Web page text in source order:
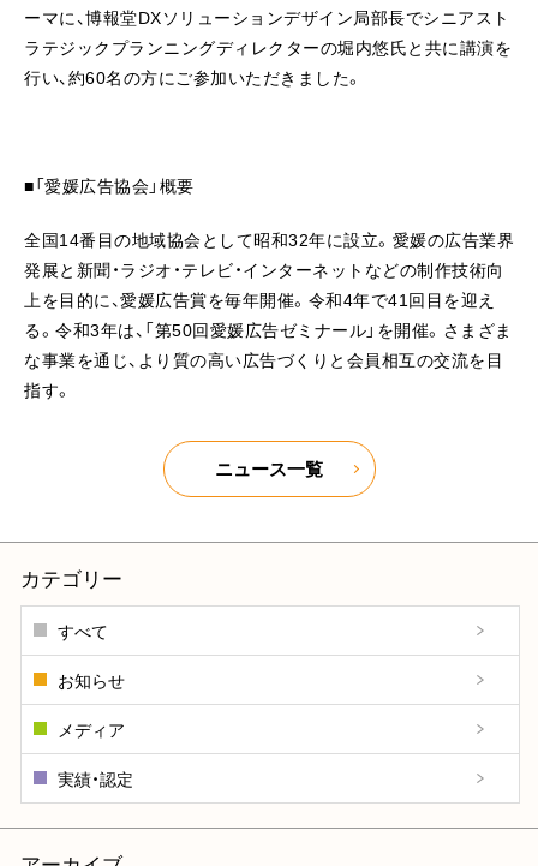
ーマに、博報堂DXソリューションデザイン局部長でシニアスト
ラテジックプランニングディレクターの堀内悠氏と共に講演を
行い、約60名の方にご参加いただきました。
■「愛媛広告協会」概要
全国14番目の地域協会として昭和32年に設立。愛媛の広告業界
発展と新聞・ラジオ・テレビ・インターネットなどの制作技術向
上を目的に、愛媛広告賞を毎年開催。令和4年で41回目を迎え
る。令和3年は、「第50回愛媛広告ゼミナール」を開催。さまざま
な事業を通じ、より質の高い広告づくりと会員相互の交流を目
指す。
ニュース一覧
カテゴリー
すべて
お知らせ
メディア
実績・認定